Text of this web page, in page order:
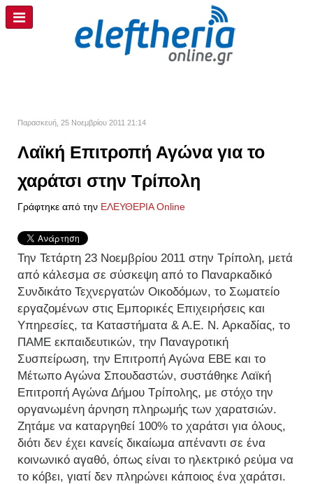
Παρασκευή, 25 Νοεμβρίου 2011 21:14
Λαϊκή Επιτροπή Αγώνα για το
χαράτσι στην Τρίπολη
Γράφτηκε από την ΕΛΕΥΘΕΡΙΑ Online
Την Τετάρτη 23 Νοεμβρίου 2011 στην Τρίπολη, μετά
από κάλεσμα σε σύσκεψη από το Παναρκαδικό
Συνδικάτο Τεχνεργατών Οικοδόμων, το Σωματείο
εργαζομένων στις Εμπορικές Επιχειρήσεις και
Υπηρεσίες, τα Καταστήματα & Α.Ε. Ν. Αρκαδίας, το
ΠΑΜΕ εκπαιδευτικών, την Παναγροτική
Συσπείρωση, την Επιτροπή Αγώνα ΕΒΕ και το
Μέτωπο Αγώνα Σπουδαστών, συστάθηκε Λαϊκή
Επιτροπή Αγώνα Δήμου Τρίπολης, με στόχο την
οργανωμένη άρνηση πληρωμής των χαρατσιών.
Ζητάμε να καταργηθεί 100% το χαράτσι για όλους,
διότι δεν έχει κανείς δικαίωμα απέναντι σε ένα
κοινωνικό αγαθό, όπως είναι το ηλεκτρικό ρεύμα να
το κόβει, γιατί δεν πληρώνει κάποιος ένα χαράτσι.